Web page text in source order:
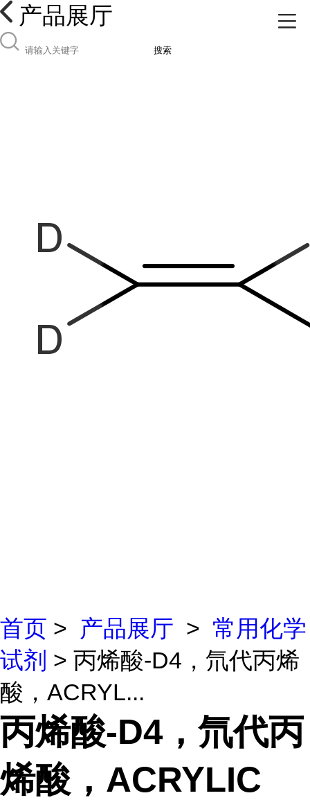
产品展厅
搜索
首页 > 产品展厅 > 常用化学
试剂 > 丙烯酸-D4，氘代丙烯
酸，ACRYL...
丙烯酸-D4，氘代丙
烯酸，ACRYLIC